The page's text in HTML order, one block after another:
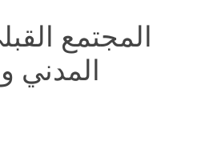
المجتمع
المدني